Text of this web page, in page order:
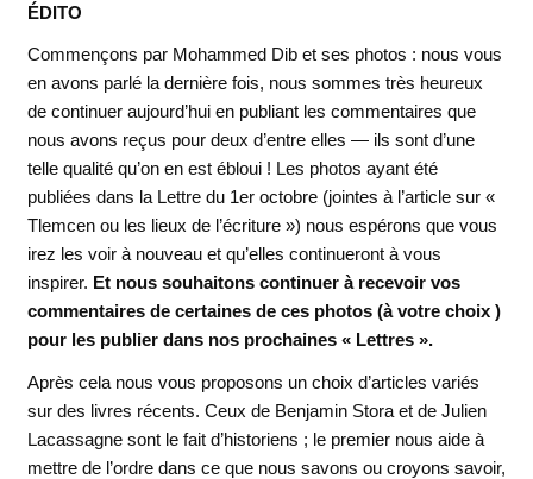
ÉDITO
Commençons par Mohammed Dib et ses photos : nous vous
en avons parlé la dernière fois, nous sommes très heureux
de continuer aujourd’hui en publiant les commentaires que
nous avons reçus pour deux d’entre elles — ils sont d’une
telle qualité qu’on en est ébloui ! Les photos ayant été
publiées dans la Lettre du 1er octobre (jointes à l’article sur «
Tlemcen ou les lieux de l’écriture ») nous espérons que vous
irez les voir à nouveau et qu’elles continueront à vous
inspirer. Et nous souhaitons continuer à recevoir vos
commentaires de certaines de ces photos (à votre choix )
pour les publier dans nos prochaines « Lettres ».
Après cela nous vous proposons un choix d’articles variés
sur des livres récents. Ceux de Benjamin Stora et de Julien
Lacassagne sont le fait d’historiens ; le premier nous aide à
mettre de l’ordre dans ce que nous savons ou croyons savoir,